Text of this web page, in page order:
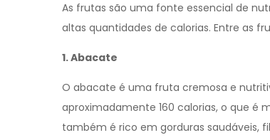
As frutas são uma fonte essencial de
altas quantidades de calorias. Entre as
1. Abacate
O abacate é uma fruta cremosa e
aproximadamente 160 calorias, o que é
também é rico em gorduras saudáveis,